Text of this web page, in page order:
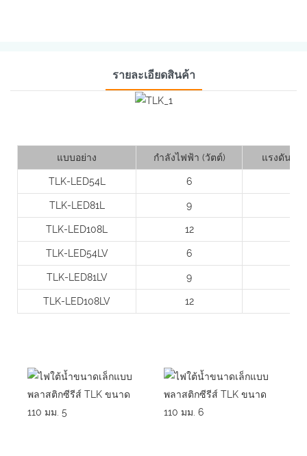
รายละเอียดสินค้า
แบบอย่าง กำลังไฟฟ้า (วัตต์) แรงดันไฟ
TLK-LED54L 6
TLK-LED81L 9
TLK-LED108L 12
TLK-LED54LV 6
TLK-LED81LV 9
TLK-LED108LV 12